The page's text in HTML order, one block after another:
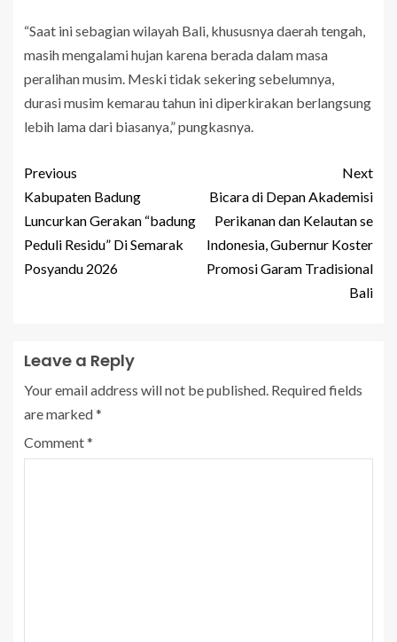
“Saat ini sebagian wilayah Bali, khususnya daerah tengah,
masih mengalami hujan karena berada dalam masa
peralihan musim. Meski tidak sekering sebelumnya,
durasi musim kemarau tahun ini diperkirakan berlangsung
lebih lama dari biasanya,” pungkasnya.
Previous
Kabupaten Badung
Luncurkan Gerakan “badung
Peduli Residu” Di Semarak
Posyandu 2026
Next
Bicara di Depan Akademisi
Perikanan dan Kelautan se
Indonesia, Gubernur Koster
Promosi Garam Tradisional
Bali
Leave a Reply
Your email address will not be published. Required fields
are marked*
Comment*